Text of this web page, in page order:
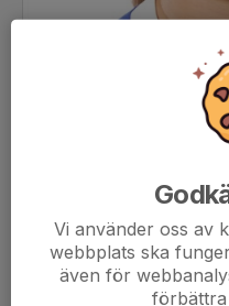
Vi använder oss av
webbplats ska
även för
förbättra